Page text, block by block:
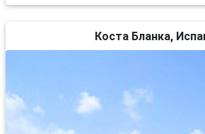
Коста Бланка,